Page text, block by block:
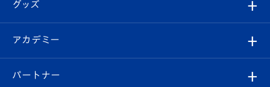
チケット
イベント
メディア
スタッフプロフィール
マスコット紹介
Revive Team
ヴィヴィくんの長崎おもてなしガイド
フォトギャラリー
スタジアムグルメ
V-LOVERS（ファンクラブ）
グッズ
オンラインショップ
アカデミー
育成からのお知らせ
パートナー